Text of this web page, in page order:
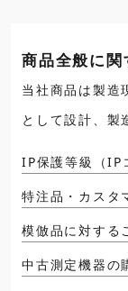
商品全般に関
当社商品は製造
として設計、製
IP保護等級（IP
特注品・カスタ
模倣品に対する
中古測定機器の